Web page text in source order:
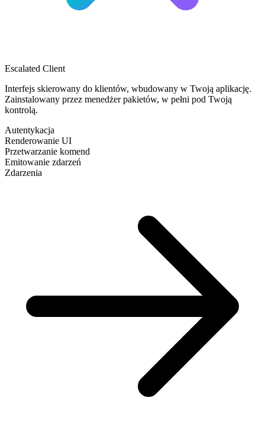
Escalated Client
Interfejs skierowany do klientów, wbudowany w Twoją aplikację.
Zainstalowany przez menedżer pakietów, w pełni pod Twoją
kontrolą.
Autentykacja
Renderowanie UI
Przetwarzanie komend
Emitowanie zdarzeń
Zdarzenia